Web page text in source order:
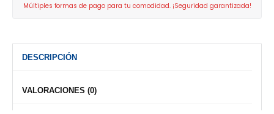
Múltiples formas de pago para tu comodidad. ¡Seguridad garantizada!
DESCRIPCIÓN
VALORACIONES (0)